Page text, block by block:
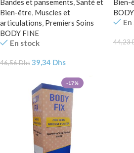
Bandes et pansements,Santé et
Bien-être, Muscles et
articulations, Premiers Soins
BODY FINE
En stock
46,56Dhs39,34 Dhs
Bien-
44,23
-17%